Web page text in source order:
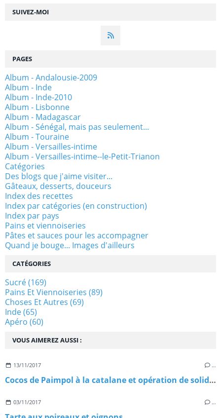
SUIVEZ-MOI
VOUS AIMEREZ AUSSI :
13/11/2017 …
Cocos de Paimpol à la catalane et opération de solidarité avec Madagascar
03/11/2017 …
PAGES
Album - Andalousie-2009
Album - Inde
Album - Inde-2010
Album - Lisbonne
Album - Madagascar
Album - Sénégal, mais pas seulement...
Album - Touraine
Album - Versailles-intime
Album - Versailles-intime--le-Petit-Trianon
Catégories
Des blogs que j'aime visiter...
Gâteaux, desserts, douceurs
Index des recettes
Index par catégories (en construction)
Index par pays
Pains et viennoiseries
Pâtes et sauces pour les accompagner
Quand je bouge... Images d'ailleurs
CATÉGORIES
Sucré(169)
Pains Et Viennoiseries (89)
Choses Et Autres (69)
Inde(65)
Apéro (60)